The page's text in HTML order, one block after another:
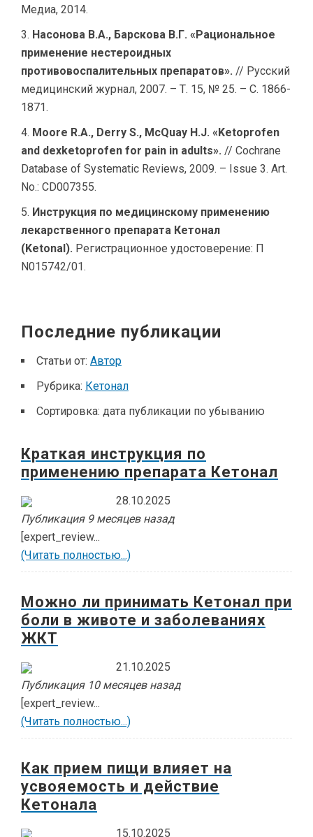
Медиа, 2014.
Насонова В.А., Барскова В.Г. «Рациональное
применение нестероидных
противовоспалительных препаратов». // Русский
медицинский журнал, 2007. – Т. 15, № 25. – С. 1866-
1871.
Moore R.A., Derry S., McQuay H.J. «Ketoprofen
and dexketoprofen for pain in adults». // Cochrane
Database of Systematic Reviews, 2009. – Issue 3. Art.
No.: CD007355.
Инструкция по медицинскому применению
лекарственного препарата Кетонал
(Ketonal). Регистрационное удостоверение: П
N015742/01.
Последние публикации
Статьи от: Автор
Рубрика: Кетонал
Сортировка: дата публикации по убыванию
Краткая инструкция по
применению препарата Кетонал
28.10.2025
Публикация 9 месяцев назад
[expert_review...
(Читать полностью...)
Можно ли принимать Кетонал при
боли в животе и заболеваниях
ЖКТ
21.10.2025
Публикация 10 месяцев назад
[expert_review...
(Читать полностью...)
Как прием пищи влияет на
усвояемость и действие
Кетонала
15.10.2025